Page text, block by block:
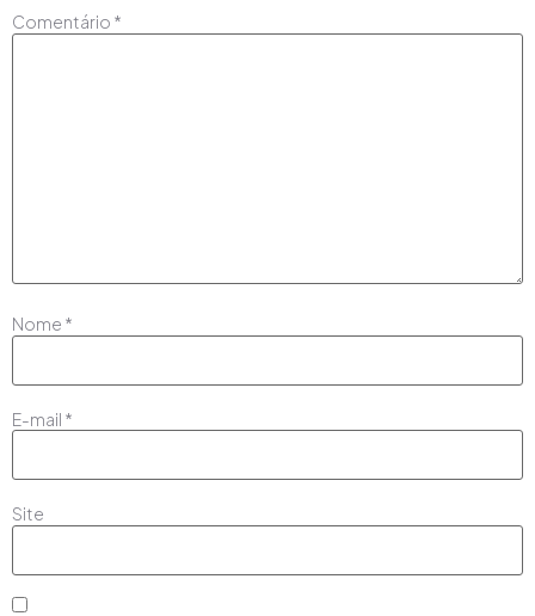
Comentário *
Nome *
E-mail *
Site